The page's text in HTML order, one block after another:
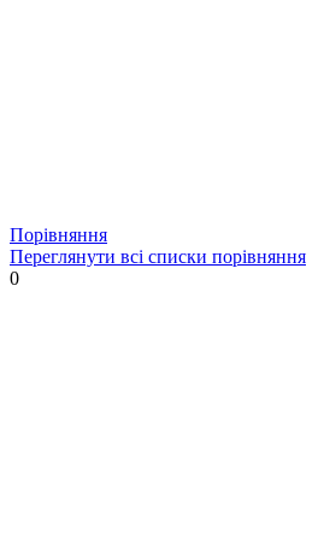
Порівняння
Переглянути всі списки порівняння
0